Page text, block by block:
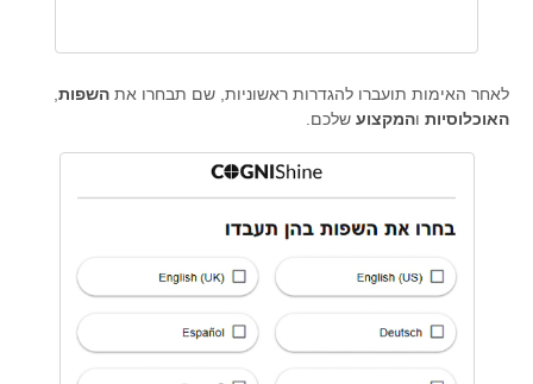
לאחר האימות תועברו להגדרות ראשוניות, שם תבחרו את השפות
האוכלוסיות והמקצוע שלכם.